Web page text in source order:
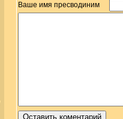
Ваше имя пресводиним